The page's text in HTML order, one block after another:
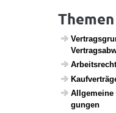
Themen
Arbeits­recht
gungen